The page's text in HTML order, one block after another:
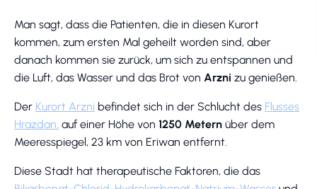
Man sagt, dass die Patienten, die in diesen Kurort
kommen, zum ersten Mal geheilt worden sind, aber
danach kommen sie zurück, um sich zu entspannen und
die Luft, das Wasser und das Brot von Arzni zu genießen.
Der Kurort Arzni befindet sich in der Schlucht des Flusses
Hrazdan, auf einer Höhe von 1250 Metern über dem
Meeresspiegel, 23 km von Eriwan entfernt.
Diese Stadt hat therapeutische Faktoren, die das